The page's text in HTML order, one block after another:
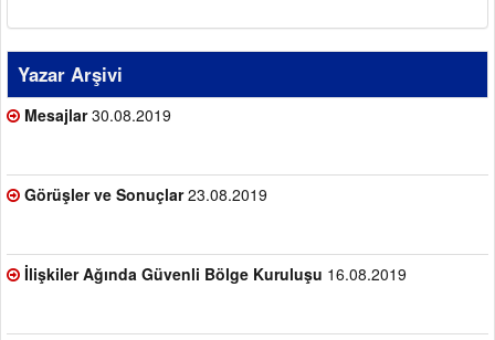
Yazar Arşivi
Mesajlar30.08.2019
Görüşler ve Sonuçlar23.08.2019
İlişkiler Ağında Güvenli Bölge Kuruluşu 16.08.2019